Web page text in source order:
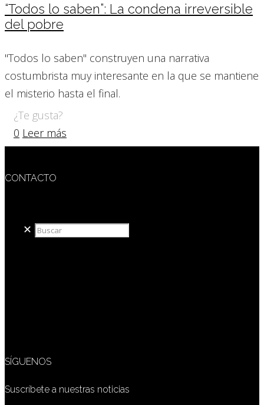
“Todos lo saben”: La condena irreversible
del pobre
"Todos lo saben" construyen una narrativa
costumbrista muy interesante en la que se mantiene
el misterio hasta el final.
¿Te gusta?
0 Leer más
CONTACTO
✕
SÍGUENOS
Suscríbete a nuestras noticias